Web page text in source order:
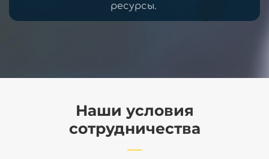
ресурсы.
Наши условия
сотрудничества